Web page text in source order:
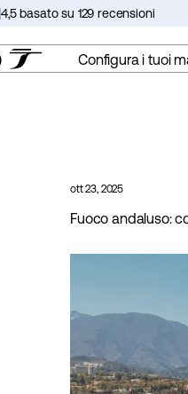
4,5 basato su 129 recensioni
Configura i tuoi
ott 23, 2025
Fuoco andaluso: